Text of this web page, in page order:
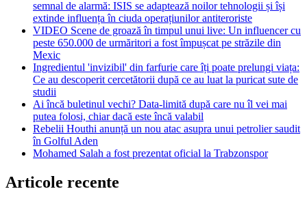
semnal de alarmă: ISIS se adaptează noilor tehnologii și își
extinde influența în ciuda operațiunilor antiteroriste
VIDEO Scene de groază în timpul unui live: Un influencer cu
peste 650.000 de urmăritori a fost împușcat pe străzile din
Mexic
Ingredientul 'invizibil' din farfurie care îți poate prelungi viața:
Ce au descoperit cercetătorii după ce au luat la puricat sute de
studii
Ai încă buletinul vechi? Data-limită după care nu îl vei mai
putea folosi, chiar dacă este încă valabil
Rebelii Houthi anunță un nou atac asupra unui petrolier saudit
în Golful Aden
Mohamed Salah a fost prezentat oficial la Trabzonspor
Articole recente